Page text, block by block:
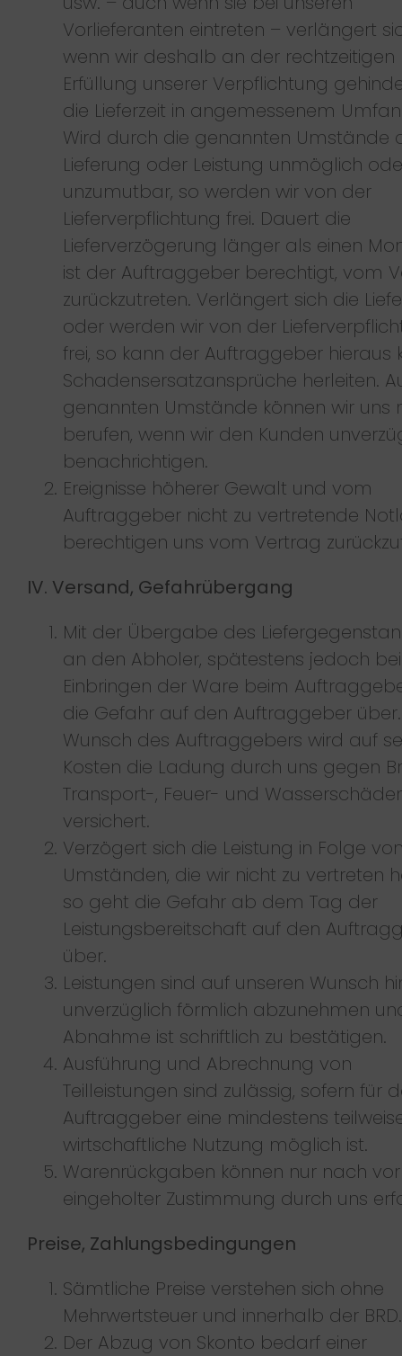
Vorlieferanten eintreten – verlängert
wenn wir deshalb an der rechtzeitigen
Erfüllung unserer Verpflichtung
die Lieferzeit in angemessenem
Wird durch die genannten Umstände
Lieferung oder Leistung unmöglich
unzumutbar, so werden wir von der
Lieferverpflichtung frei. Dauert die
Lieferverzögerung länger als einen
ist der Auftraggeber berechtigt, vom
zurückzutreten. Verlängert sich die
oder werden wir von der
frei, so kann der Auftraggeber hieraus
Schadensersatzansprüche herleiten.
genannten Umstände können wir uns
berufen, wenn wir den Kunden
benachrichtigen.
Ereignisse höherer Gewalt und vom
Auftraggeber nicht zu vertretende
berechtigen uns vom Vertrag
IV. Versand, Gefahrübergang
Mit der Übergabe des
an den Abholer, spätestens jedoch
Einbringen der Ware beim
die Gefahr auf den Auftraggeber
Wunsch des Auftraggebers wird auf
Kosten die Ladung durch uns gegen
Transport-, Feuer- und
versichert.
Verzögert sich die Leistung in Folge
Umständen, die wir nicht zu vertreten
so geht die Gefahr ab dem Tag der
Leistungsbereitschaft auf den
über.
Leistungen sind auf unseren Wunsch
unverzüglich förmlich abzunehmen
Abnahme ist schriftlich zu bestätigen.
Ausführung und Abrechnung von
Teilleistungen sind zulässig, sofern für
Auftraggeber eine mindestens
wirtschaftliche Nutzung möglich ist.
Warenrückgaben können nur nach
eingeholter Zustimmung durch uns
Preise, Zahlungsbedingungen
Sämtliche Preise verstehen sich ohne
Mehrwertsteuer und innerhalb der BRD.
Der Abzug von Skonto bedarf einer